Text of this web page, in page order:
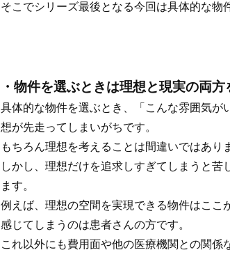
そこでシリーズ最後となる今回は具体的な物
・物件を選ぶときは理想と現実の両方
具体的な物件を選ぶとき、「こんな雰囲気が
想が先走ってしまいがちです。
もちろん理想を考えることは間違いではあり
しかし、理想だけを追求しすぎてしまうと
ます。
例えば、理想の空間を実現できる物件はここ
感じてしまうのは患者さんの方です。
これ以外にも費用面や他の医療機関との関係